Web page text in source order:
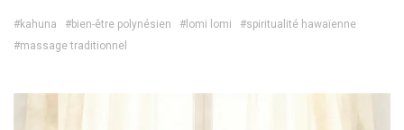
#kahuna #bien-être polynésien #lomi lomi
#spiritualité hawaïenne
#massage traditionnel